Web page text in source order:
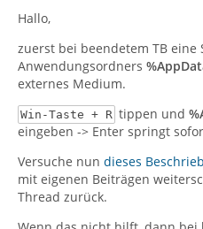
Hallo,
zuerst bei beendetem TB eine
Anwendungsordners
externes Medium.
Win-Taste + R tippen und
eingeben -> Enter springt
Versuche nun dieses
mit eigenen Beiträgen
Thread zurück.